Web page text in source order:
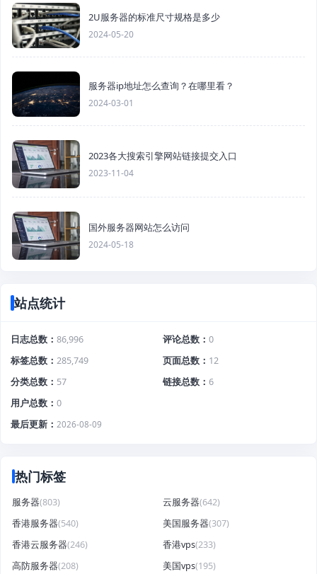
2U服务器的标准尺寸规格是多少
2024-05-20
服务器ip地址怎么查询？在哪里看？
2024-03-01
2023各大搜索引擎网站链接提交入口
2023-11-04
国外服务器网站怎么访问
2024-05-18
站点统计
日志总数 86,996 评论总数
0
标签总数
285,749 页面总数
12
分类总数
57 链接总数
6
用户总数
0
最后更新
2026-08-09
热门标签
服务器(803) 云服务器(642)
香港服务器(540) 美国服务器(307)
香港云服务器(246) 香港vps(233)
高防服务器(208) 美国vps(195)